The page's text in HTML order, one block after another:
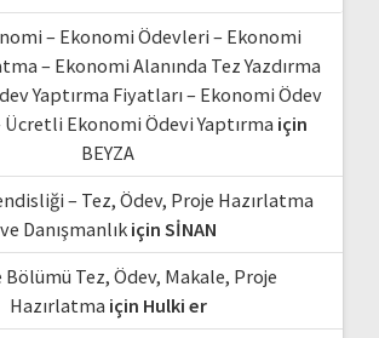
– Ekonomi Ödevleri – Ekonomi
– Ekonomi Alanında Tez Yazdırma
Yaptırma Fiyatları – Ekonomi Ödev
Ekonomi Ödevi Yaptırma için
BEYZA
– Tez, Ödev, Proje Hazırlatma
ve Danışmanlıkiçin SİNAN
Tez, Ödev, Makale, Proje
Hazırlatma için Hulki er